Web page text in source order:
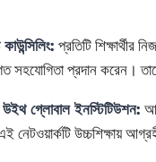
প্রতিটি শিক্ষার্থীর
সহযোগিতা প্রদান করেন।
গ্লোবাল ইনস্টিটিউশন:
নেটওয়ার্কটি উচ্চশিক্ষায়